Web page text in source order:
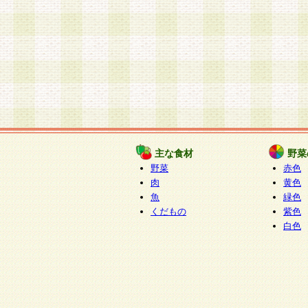
主な食材
野菜
肉
魚
くだもの
野
赤色
黄色
緑色
紫色
白色